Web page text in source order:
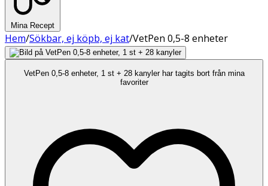
Mina Recept
Hem/Sökbar, ej köpb, ej kat/VetPen 0,5-8 enheter
VetPen 0,5-8 enheter, 1 st + 28 kanyler har tagits bort från mina
favoriter